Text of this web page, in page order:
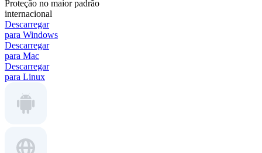
Proteção no maior padrão
internacional
Descarregar
para Windows
Descarregar
para Mac
Descarregar
para Linux